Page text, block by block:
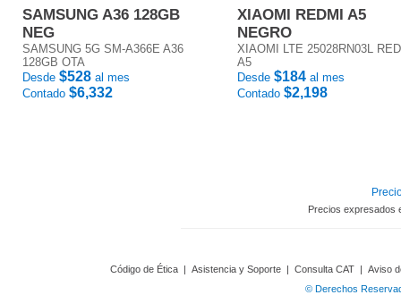
SAMSUNG A36 128GB
NEG
SAMSUNG 5G SM-A366E A36
128GB OTA
Desde $528 al mes
Contado $6,332
XIAOMI REDMI A5
NEGRO
XIAOMI LTE 25028RN03L
A5
Desde $184 al mes
Contado $2,198
Precios expresados
Código de Ética | Asistencia y Soporte | Consulta CAT | Aviso
© Derechos